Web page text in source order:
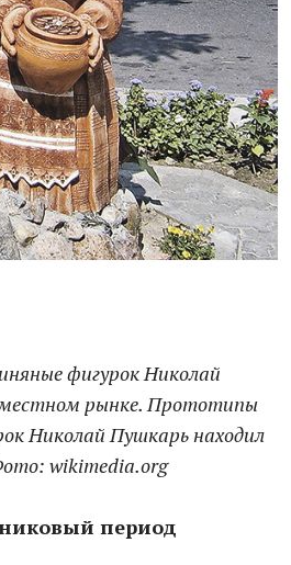
фигурок Николай
рынке. Прототипы
Николай Пушкарь находил
wikimedia.org
период